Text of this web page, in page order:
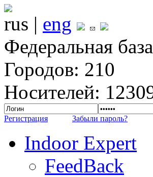
rus | eng
Федеральная
Городов: 210
Носителей:
Регистрация Забыли пароль?
Indoor Expert
FeedBack